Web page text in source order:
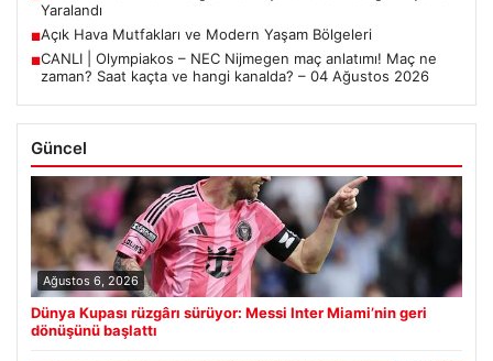
Yaralandı
■Açık Hava Mutfakları ve Modern Yaşam Bölgeleri
■CANLI | Olympiakos – NEC Nijmegen maç anlatımı! Maç ne
zaman? Saat kaçta ve hangi kanalda? – 04 Ağustos 2026
Güncel
Ağustos 6, 2026
Dünya Kupası rüzgârı sürüyor: Messi Inter Miami’nin geri
dönüşünü başlattı